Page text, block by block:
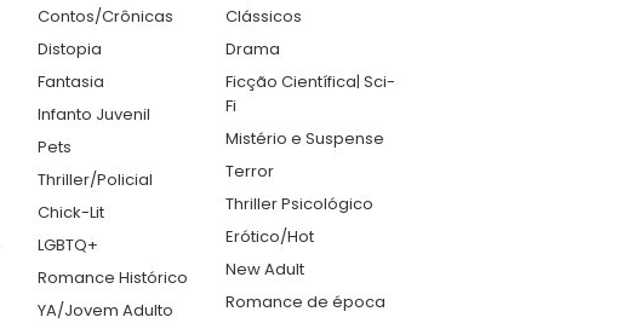
Contos/Crônicas
Clássicos
Distopia
Drama
Fantasia
Ficção Científica| Sci-
Fi
Infanto Juvenil
Mistério e Suspense
Pets
Terror
Thriller/Policial
Thriller Psicológico
Chick-Lit
Erótico/Hot
LGBTQ+
New Adult
Romance Histórico
Romance de época
YA/Jovem Adulto